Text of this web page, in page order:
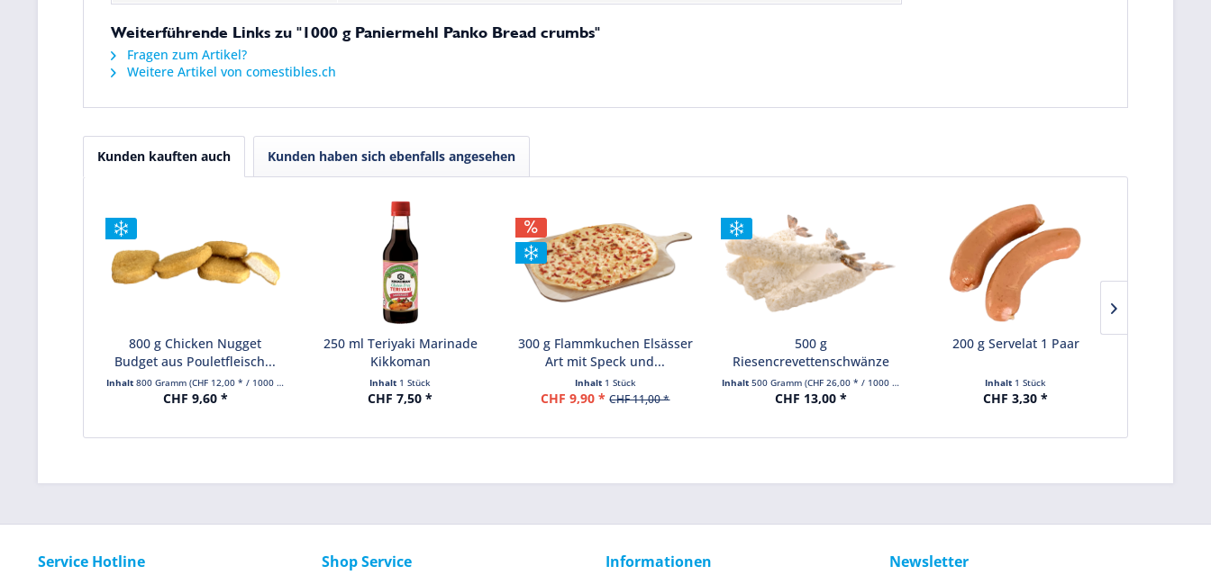
Weiterführende Links zu "1000 g Paniermehl Panko Bread crumbs"
Fragen zum Artikel?
Weitere Artikel von comestibles.ch
Kunden kauften auch Kunden haben sich ebenfalls angesehen
800 g Chicken Nugget
Budget aus Pouletfleisch...
Inhalt 800 Gramm (CHF 12,00 * / 1000 Gramm)
CHF 9,60 *
250 ml Teriyaki Marinade
Kikkoman
Inhalt 1 Stück
CHF 7,50 *
300 g Flammkuchen Elsässer
Art mit Speck und...
Inhalt 1 Stück
CHF 9,90 * CHF 11,00 *
500 g
Riesencrevettenschwänze
paniert ohne Schale
Inhalt 500 Gramm (CHF 26,00 * / 1000 Gramm)
CHF 13,00 *
200 g Servelat 1 Paar
Inhalt 1 Stück
CHF 3,30 *
Service Hotline Shop Service Informationen Newsletter